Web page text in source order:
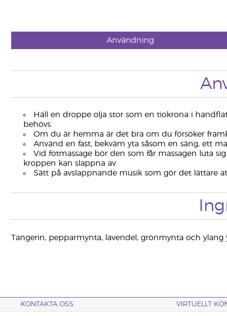
Användning
Häll en droppe olja stor som en tiokrona i
behövs.
Om du är hemma är det bra om du försöker
Använd en fast, bekväm yta såsom en säng, ett
Vid fotmassage bör den som får massagen luta
kroppen kan slappna av.
Sätt på avslappnande musik som gör det lättare
Tangerin, pepparmynta, lavendel, grönmynta och ylang
KONTAKTA OSS VIRTUELLT